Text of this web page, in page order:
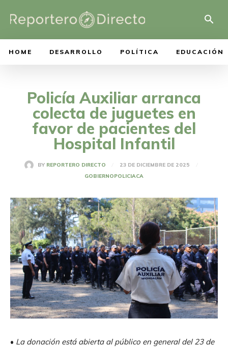
HOME DESARROLLO POLÍTICA EDUCACIÓN
Policía Auxiliar arranca
colecta de juguetes en
favor de pacientes del
Hospital Infantil
BY REPORTERO DIRECTO
23 DE DICIEMBRE DE 2025
GOBIERNOPOLICIACA
• La donación está abierta al público en general del 23 de